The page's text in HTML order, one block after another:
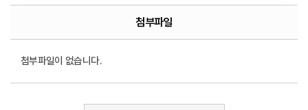
첨부파일
첨부파일이 없습니다.